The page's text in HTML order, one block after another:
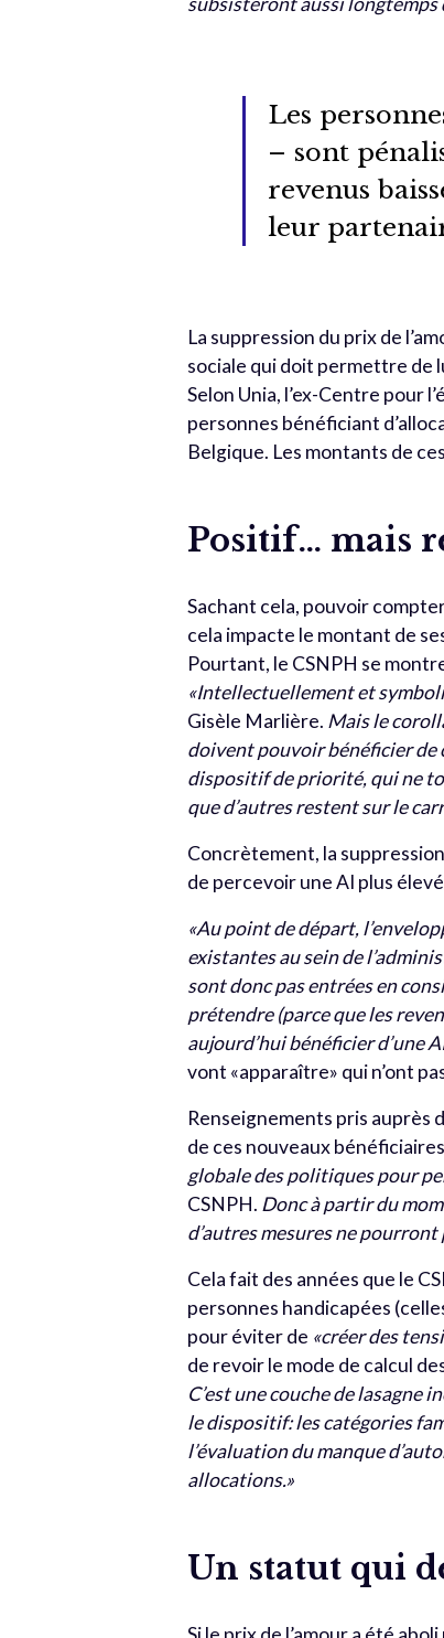
Les
– sont
revenus
leur
La suppression du prix de
sociale qui doit permettre de
Selon Unia, l’ex-Centre pour
personnes bénéficiant
Belgique. Les montants de
Positif… mais
Sachant cela, pouvoir
cela impacte le montant de
Pourtant, le CSNPH se
«Intellectuellement et
Gisèle Marlière. Mais le
doivent pouvoir bénéficier de
dispositif de priorité, qui ne
que d’autres restent sur le
Concrètement, la
de percevoir une AI plus
«Au point de départ,
existantes au sein de
sont donc pas entrées en
prétendre (parce que les
aujourd’hui bénéficier d’une
vont «apparaître» qui n’ont
Renseignements pris auprès
de ces nouveaux
globale des politiques pour
CSNPH. Donc à partir du
d’autres mesures ne pourront
Cela fait des années que le
personnes handicapées
pour éviter de «créer des
de revoir le mode de calcul
C’est une couche de lasagne
le dispositif: les catégories
l’évaluation du manque
allocations.»
Un statut qui